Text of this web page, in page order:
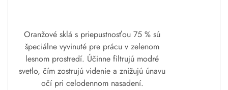
Oranžové sklá s priepustnosťou 75 % sú
špeciálne vyvinuté pre prácu v zelenom
lesnom prostredí. Účinne filtrujú modré
svetlo, čím zostrujú videnie a znižujú únavu
očí pri celodennom nasadení.